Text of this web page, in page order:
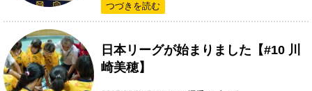
つづきを読む
日本リーグが始まりました【#10 川
崎美穂】